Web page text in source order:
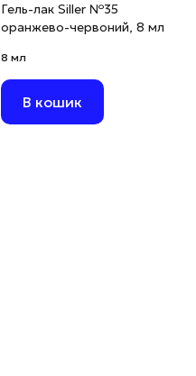
Гель-лак Siller №35
оранжево-червоний, 8 мл
8 мл
В кошик